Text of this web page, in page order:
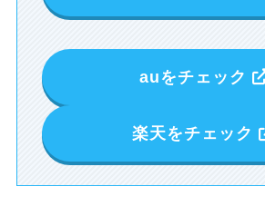
auをチェック
楽天をチェック